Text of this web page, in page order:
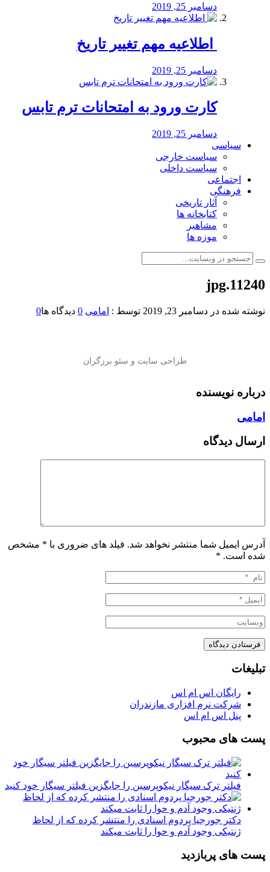
دسامبر 25, 2019
️ اطلاعیه مهم تغییر تاریخ
دسامبر 25, 2019
کارت ورود به امتحانات ترم تابس
دسامبر 25, 2019
سیاسی
سیاست خارجی
سیاست داخلی
اجتماعی
فرهنگی
آثار تاریخی
کتابخانه ها
مشاهیر
موزه ها
11240.jpg
نوشته شده در دسامبر 23, 2019 توسط : امامی 0 دیدگاه ها0
درباره نویسنده
امامی
ارسال دیدگاه
آدرس ایمیل شما منتشر نخواهد شد. فیلد های ضروری با * مشخص
شده است. *
تبلیغات
رایگان اس ام اس
شرکت نرم افزاری مازندران
پنل اس ام اس
پست های محبوب
فیلتر ترک سیگار نیکوپرسین را جایگزین فیلتر سیگار خود کنید
دکتر جورجیا پردوم اسنادی را منتشر کرده که از لحاظ
ژنتیکی وجود آدم و حوا را ثابت میکند
پست های پربازدید